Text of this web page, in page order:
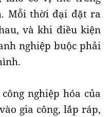
Mỗi thời đại đặt ra
và khi điều kiện
nghiệp buộc phải
nghiệp hóa của
gia công, lắp ráp,